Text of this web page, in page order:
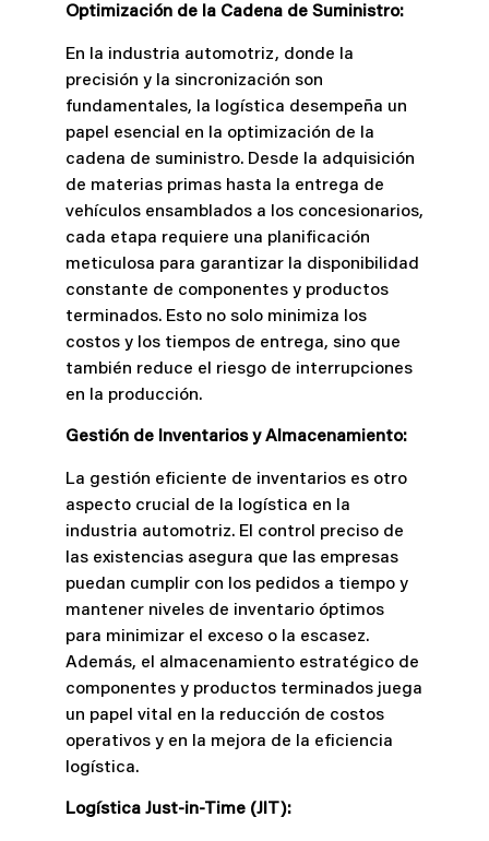
Optimización de la Cadena de Suministro:
En la industria automotriz, donde la
precisión y la sincronización son
fundamentales, la logística desempeña un
papel esencial en la optimización de la
cadena de suministro. Desde la adquisición
de materias primas hasta la entrega de
vehículos ensamblados a los concesionarios,
cada etapa requiere una planificación
meticulosa para garantizar la disponibilidad
constante de componentes y productos
terminados. Esto no solo minimiza los
costos y los tiempos de entrega, sino que
también reduce el riesgo de interrupciones
en la producción.
Gestión de Inventarios y Almacenamiento:
La gestión eficiente de inventarios es otro
aspecto crucial de la logística en la
industria automotriz. El control preciso de
las existencias asegura que las empresas
puedan cumplir con los pedidos a tiempo y
mantener niveles de inventario óptimos
para minimizar el exceso o la escasez.
Además, el almacenamiento estratégico de
componentes y productos terminados juega
un papel vital en la reducción de costos
operativos y en la mejora de la eficiencia
logística.
Logística Just-in-Time (JIT):